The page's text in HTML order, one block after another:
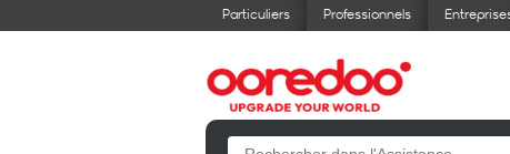
Particuliers Professionnels